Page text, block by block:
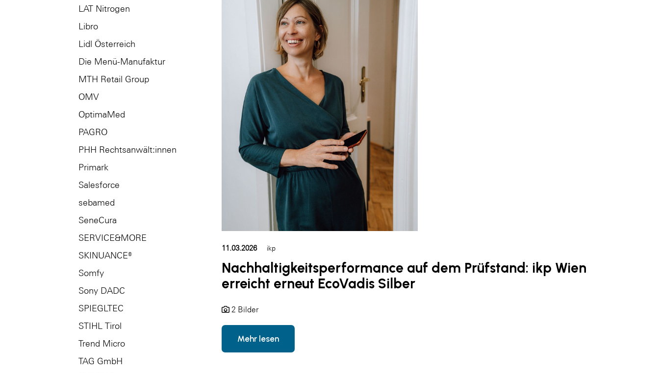
LAT Nitrogen
Libro
Lidl Österreich
Die Menü-Manufaktur
MTH Retail Group
OMV
OptimaMed
PAGRO
PHH Rechtsanwält:innen
Primark
Salesforce
sebamed
SeneCura
SERVICE&MORE
SKINUANCE®
Somfy
Sony DADC
SPIEGLTEC
STIHL Tirol
Trend Micro
TAG GmbH
11.03.2026 ikp
Nachhaltigkeitsperformance auf dem Prüfstand: ikp Wien
erreicht erneut EcoVadis Silber
2 Bilder
Mehr lesen